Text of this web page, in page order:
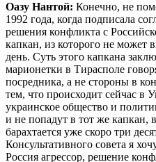
Оазу Нантой: Конечно, не
1992 года, когда подписала
решения конфликта с
капкан, из которого не может
день. Суть этого капкана
марионетки в Тирасполе
посредника, а не стороны в
тем, что происходит сейчас в
украинское общество и
и не попадут в тот же
барахтается уже скоро три
Консультативного совета я
Россия агрессор, решение